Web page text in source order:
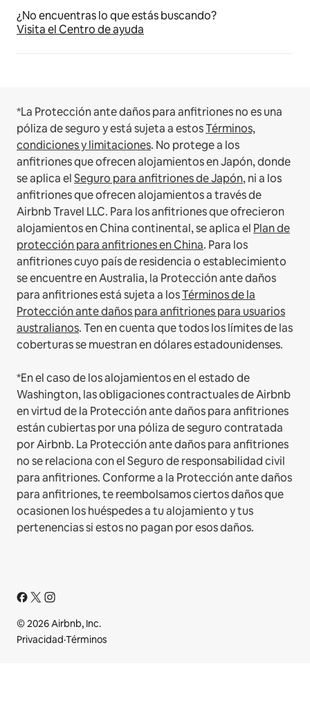
¿No encuentras lo que estás buscando?
Visita el Centro de ayuda
*La Protección ante daños para anfitriones no es una
póliza de seguro y está sujeta a estosTérminos,
condiciones y limitaciones. No protege a los
anfitriones que ofrecen alojamientos en Japón, donde
se aplica elSeguro para anfitriones de Japón, ni a los
anfitriones que ofrecen alojamientos a través de
Airbnb Travel LLC. Para los anfitriones que ofrecieron
alojamientos en China continental, se aplica el Plan de
protección para anfitriones en China. Para los
anfitriones cuyo país de residencia o establecimiento
se encuentre en Australia, la Protección ante daños
para anfitriones está sujeta a losTérminos de la
Protección ante daños para anfitriones para usuarios
australianos. Ten en cuenta que todos los límites de las
coberturas se muestran en dólares estadounidenses.
*En el caso de los alojamientos en el estado de
Washington, las obligaciones contractuales de Airbnb
en virtud de la Protección ante daños para anfitriones
están cubiertas por una póliza de seguro contratada
por Airbnb. La Protección ante daños para anfitriones
no se relaciona con el Seguro de responsabilidad civil
para anfitriones. Conforme a la Protección ante daños
para anfitriones, te reembolsamos ciertos daños que
ocasionen los huéspedes a tu alojamiento y tus
pertenencias si estos no pagan por esos daños.
© 2026 Airbnb, Inc.
Privacidad·Términos